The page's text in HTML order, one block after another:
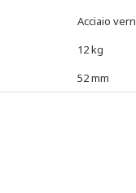
Acciaio
12 kg
52 mm